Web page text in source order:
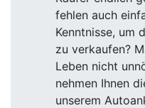
fehlen auch
Kenntnisse, um
zu verkaufen?
Leben nicht
nehmen Ihnen
unserem